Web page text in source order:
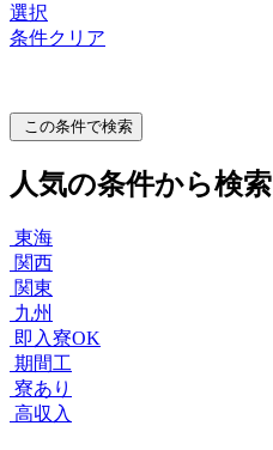
選択
条件クリア
この条件で検索
人気の条件から検索
東海
関西
関東
九州
即入寮OK
期間工
寮あり
高収入